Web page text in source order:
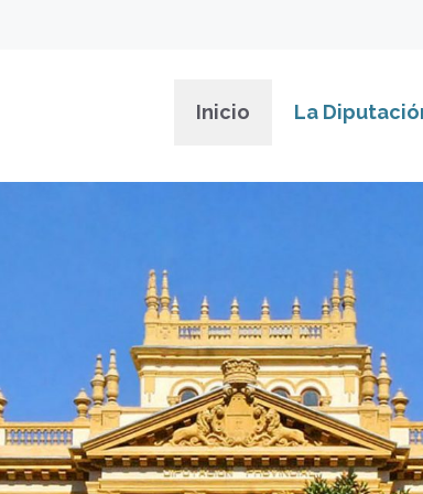
Inicio La